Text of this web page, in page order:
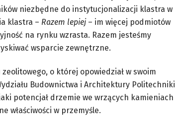
niezbędne do instytucjonalizacji klastra w
klastra – Razem lepiej– im więcej podmiotów
na rynku wzrasta. Razem jesteśmy
wsparcie zewnętrzne.
o której opowiedział w swoim
Budownictwa i Architektury Politechniki
potencjał drzemie we wrzących kamieniach
właściwości w przemyśle.